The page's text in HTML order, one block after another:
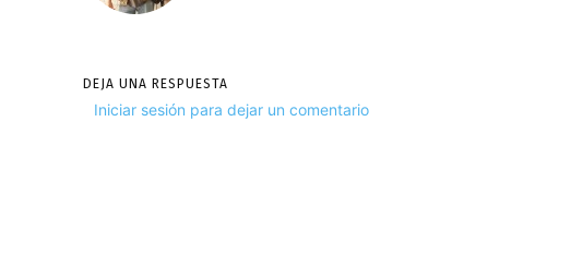
DEJA UNA RESPUESTA
Iniciar sesión para dejar un comentario